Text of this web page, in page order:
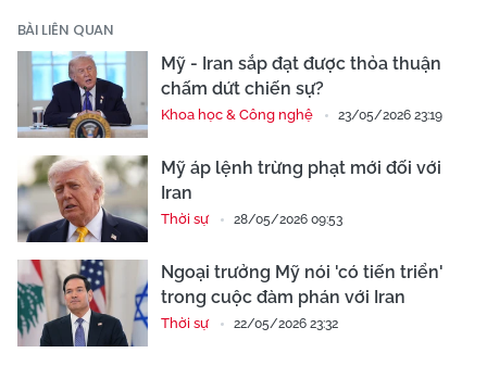
BÀI LIÊN QUAN
Mỹ - Iran sắp đạt được thỏa thuận
chấm dứt chiến sự?
Khoa học & Công nghệ 23/05/2026 23:19
Mỹ áp lệnh trừng phạt mới đối với
Iran
Thời sự 28/05/2026 09:53
Ngoại trưởng Mỹ nói 'có tiến triển'
trong cuộc đàm phán với Iran
Thời sự 22/05/2026 23:32